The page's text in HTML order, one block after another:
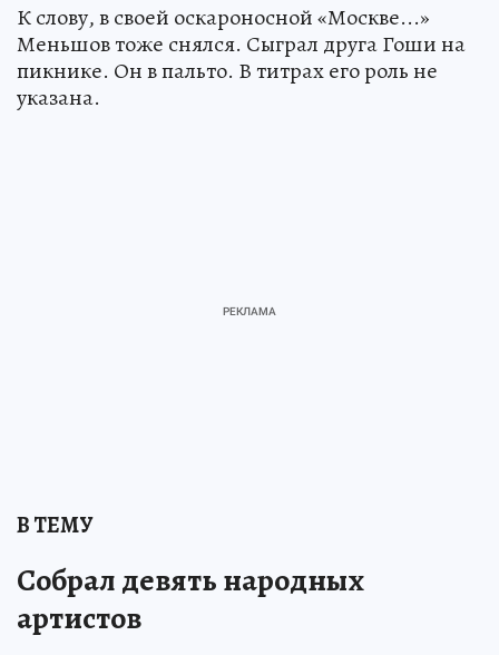
К слову, в своей оскароносной «Москве...»
Меньшов тоже снялся. Сыграл друга Гоши на
пикнике. Он в пальто. В титрах его роль не
указана.
В ТЕМУ
Собрал девять народных
артистов